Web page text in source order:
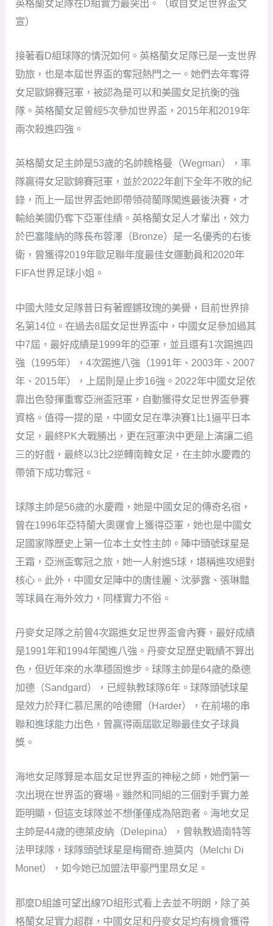
女足歐錦賽冠軍，被認為是可以和美國女足抗衡的強
隊。英格蘭女足曾經5次參加世界盃，2015年和2019年
英格蘭女足主帥是53歲的名帥魏格曼（Wegman），率
隊贏得女足歐錦賽冠軍，並於2022年創下全年不敗的紀
錄，而上一屆世界盃她即帶領荷蘭隊闖進最後決賽，才
輸給美國仍奪下亞軍佳績。英格蘭女足人才輩出，效力
衛，曾獲得2019年歐足聯年度最佳女運動員和2020年
中國大陸女足隊昔日有著鏗鏘玫瑰的美譽，目前世界排
名第14位。在過去8屆女足世界盃中，中國女足參加過其
中7屆，最好成績是1999年的亞軍，並且還有1次踢進四
強（1995年），4次踢進八強（1991年、2003年、2007
靠出色發揮重奪亞洲盃冠軍，自動獲得女足世界盃參賽
資格。值得一提的是，中國女足在準決賽1比1逼平日本
女足，最終PK大戰勝出，更在冠軍決中更是上演讓二追
三的好戲，最終以3比2逆轉南韓女足，在主帥水慶霞的
帶領下成功奪冠。
球隊主帥是56歲的水慶霞，她是中國女足的傳奇名宿，
曾在1996年亞特蘭大奧運會上獲得亞軍，她也是中國女
足國家隊歷史上第一位本土女性主帥。陣中頭號球星是
王霜，亞洲盃奪冠之旅，她一人射進5球，堪稱進攻絕對
丹麥女足隊之前曾4次踢進女足世界盃會內賽，最好成績
是1991年和1994年闖進八強。丹麥女足歷史戰績不算出
色，但近年來的水準穩固進步。球隊主帥是64歲的桑德
加德（Sandgard），已經執教球隊6年。球隊頭號球星
海地女足隊算是本屆女足世界盃的神秘之師，她們第一
次出現在世界盃的賽場。雖然和同組的三個對手實力差
距明顯，但這支球隊並不想僅僅成為陪跑者。海地女足
主帥是44歲的德萊皮納（Delepina），曾執教過南特等
那麼D組誰可望出線?D組形式看上去並不明朗，除了英
格蘭女足實力超群，中國女足和丹麥女足均有機會獲得
出線名額，關鍵要看兩支球隊的臨場發揮，中國女足若
想順利出線，必須打好前兩場比賽，尤其小組首輪迎戰
的走勢甚至是本小組的最終出線情況。